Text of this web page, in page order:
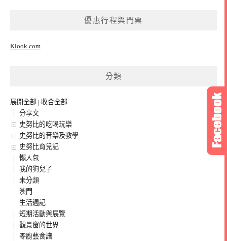
優惠行程與門票
Klook.com
分類
展開全部 | 收合全部
分享文
史努比的吃喝玩樂
史努比的音樂及教學
史努比育兒記
懶人包
我的狗兒子
未分類
澳門
生活週記
短期活動與展覽
觀景窗的世界
零廚藝食譜